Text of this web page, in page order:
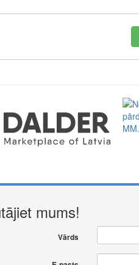
is a perfect representative of the
Full functionality in a
mums!
Vārds